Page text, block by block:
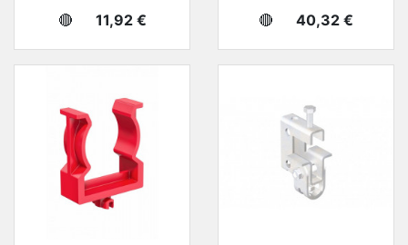
🔴
Prix
11,92 €
🔴
Prix
40,32 €